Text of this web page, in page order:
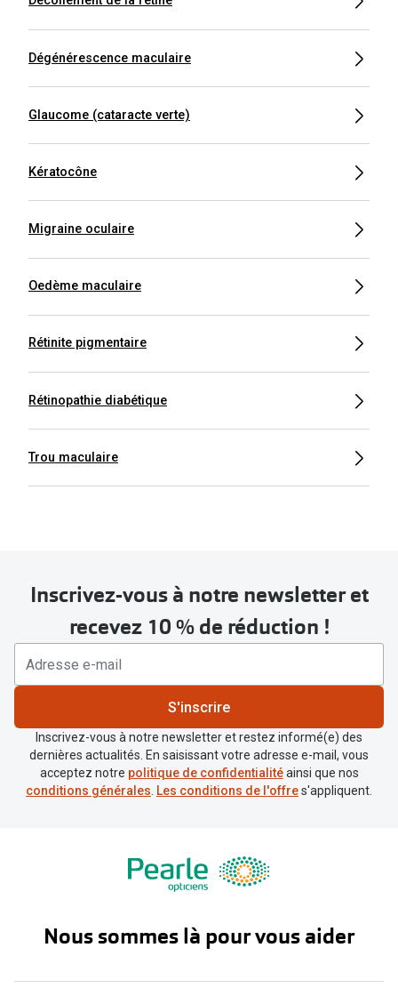
Dégénérescence maculaire
Glaucome (cataracte verte)
Kératocône
Migraine oculaire
Oedème maculaire
Rétinite pigmentaire
Rétinopathie diabétique
Trou maculaire
Inscrivez-vous à notre newsletter et
recevez 10 % de réduction !
S'inscrire
Inscrivez-vous à notre newsletter et restez informé(e) des
dernières actualités. En saisissant votre adresse e-mail, vous
acceptez notre politique de confidentialitéainsi que nos
conditions générales. Les conditions de l'offres'appliquent.
Nous sommes là pour vous aider